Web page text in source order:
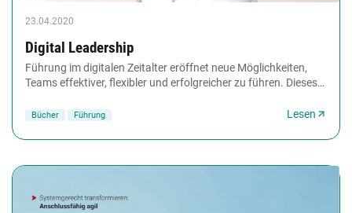
23.04.2020
Digital Leadership
Führung im digitalen Zeitalter eröffnet neue Möglichkeiten,
Teams effektiver, flexibler und erfolgreicher zu führen. Dieses
Bücher Führung Lesen